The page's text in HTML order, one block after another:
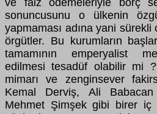
ve faiz ödemeleriyle borç
sonuncusunu o ülkenin
yapmaması adına yani sürekli
örgütler. Bu kurumların
tamamının emperyalist
edilmesi tesadüf olabilir mi ?
mimarı ve zenginsever
Kemal Derviş, Ali
Mehmet Şimşek gibi birer